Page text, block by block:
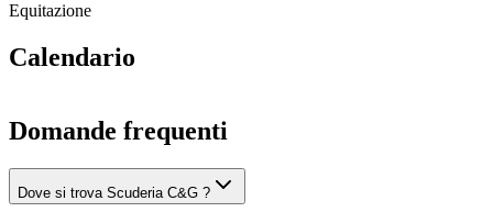
Equitazione
Calendario
Domande frequenti
Dove si trova Scuderia C&G ?